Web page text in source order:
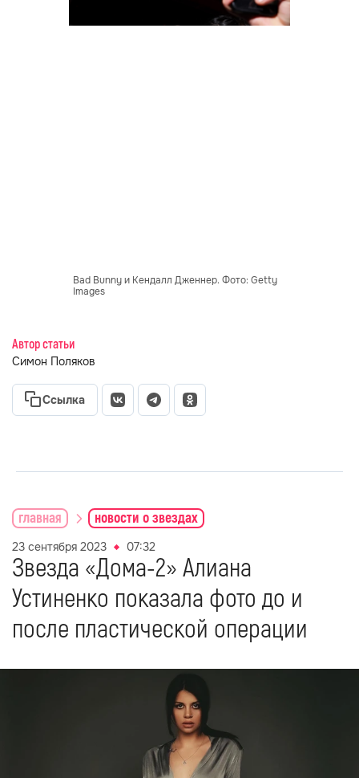
Bad Bunny и Кендалл Дженнер. Фото: Getty
Images
Автор статьи
Симон Поляков
Ссылка
главная новости о звездах
23 сентября 2023 07:32
Звезда «Дома-2» Алиана
Устиненко показала фото до и
после пластической операции